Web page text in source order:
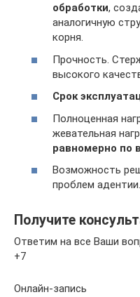
обработки,
аналогичную
корня.
Прочность.
высокого
Срок
Полноценная
жевательная
равномерно по
Возможность
проблем адентии.
Получите
Ответим на все Ваши
+7
Онлайн-запись